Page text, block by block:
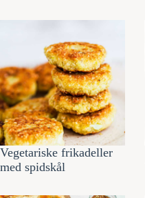
Vegetariske frikadeller
med spidskål